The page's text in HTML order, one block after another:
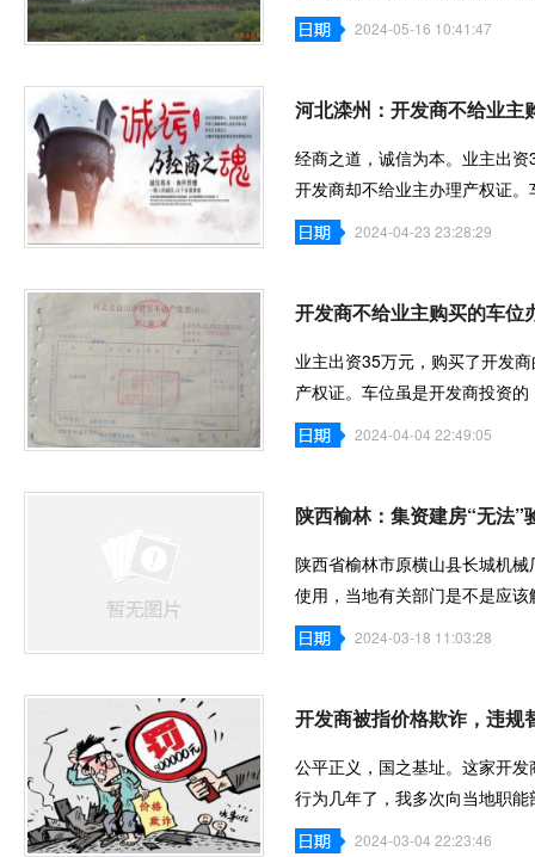
实地采访、2024-05-16 10:41:47
河北滦州：开发商不给业主
经商之道，诚信为本。业主出
开发商却不给业主办理产权证
也随之转移2024-04-23 23:28:29
开发商不给业主购买的车位
业主出资35万元，购买了开发
产权证。车位虽是开发商投资
北省滦州市2024-04-04 22:49:05
陕西榆林：集资建房“无法
陕西省榆林市原横山县长城机
使用，当地有关部门是不是应
2024-03-18 11:03:28
开发商被指价格欺诈，违规
公平正义，国之基址。这家开
行为几年了，我多次向当地职
至今仍不了2024-03-04 22:23:46